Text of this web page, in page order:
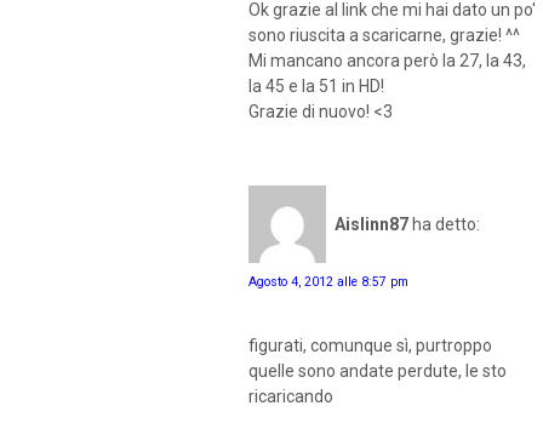
Ok grazie al link che mi hai dato un po'
sono riuscita a scaricarne, grazie! ^^
Mi mancano ancora però la 27, la 43,
la 45 e la 51 in HD!
Grazie di nuovo! <3
Aislinn87 ha detto:
Agosto 4, 2012 alle 8:57 pm
figurati, comunque sì, purtroppo
quelle sono andate perdute, le sto
ricaricando